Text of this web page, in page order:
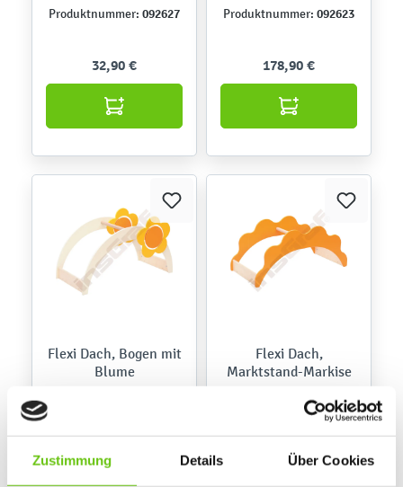
Zustimmung Details Über Cookies
Produktnummer: 092627
32,90 €
Produktnummer: 092623
178,90 €
Flexi Dach, Bogen mit
Blume
Flexi Dach,
Marktstand-Markise